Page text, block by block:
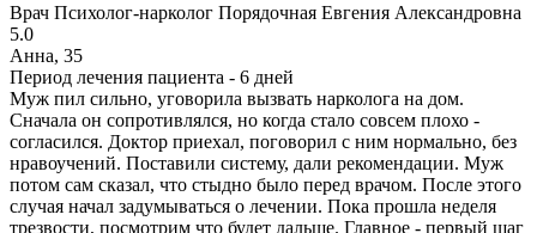
Врач Психолог-нарколог Порядочная Евгения Александровна
5.0
Анна, 35
Период лечения пациента - 6 дней
Муж пил сильно, уговорила вызвать нарколога на дом.
Сначала он сопротивлялся, но когда стало совсем плохо -
согласился. Доктор приехал, поговорил с ним нормально, без
нравоучений. Поставили систему, дали рекомендации. Муж
потом сам сказал, что стыдно было перед врачом. После этого
случая начал задумываться о лечении. Пока прошла неделя
трезвости, посмотрим что будет дальше. Главное - первый шаг